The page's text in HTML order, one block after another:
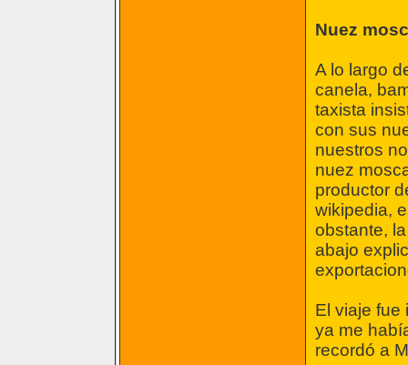
Nuez
A lo largo
canela,
taxista
con sus
nuestros
nuez
productor
wikipedia,
obstante,
abajo
El viaje fue
ya me
recordó a